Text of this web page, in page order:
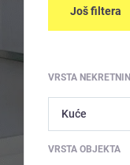
Još filtera
VRSTA
VRSTA OBJEKTA